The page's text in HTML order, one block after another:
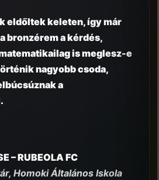
eldőltek keleten, így már
bronzérem a kérdés,
is meglesz-e
nagyobb csoda,
a
– RUBEOLA FC
Homoki Általános Iskola